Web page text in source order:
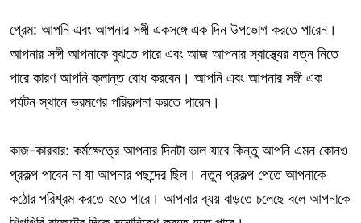
প্রেম: আপনি এবং আপনার সঙ্গী একসঙ্গে এক দিন উপভোগ করতে পারেন।
আপনার সঙ্গী আপনাকে বুঝতে পারে এবং আজ আপনার স্বাস্থ্যের যত্ন নিতে
পারে কারণ আপনি ক্লান্ত বোধ করবেন। আপনি এবং আপনার সঙ্গী এক
পর্যটন স্থানে ভ্রমণের পরিকল্পনা করতে পারেন।
কাজ-কারবার: কর্মক্ষেত্রে আপনার দিনটা ভাল যাবে কিন্তু আপনি এমন কোনও
প্রকল্প পাবেন না যা আপনার পছন্দের ছিল। নতুন প্রকল্প পেতে আপনাকে
কঠোর পরিশ্রম করতে হতে পারে। আপনার ব্যয় বাড়তে চলেছে বলে আপনাকে